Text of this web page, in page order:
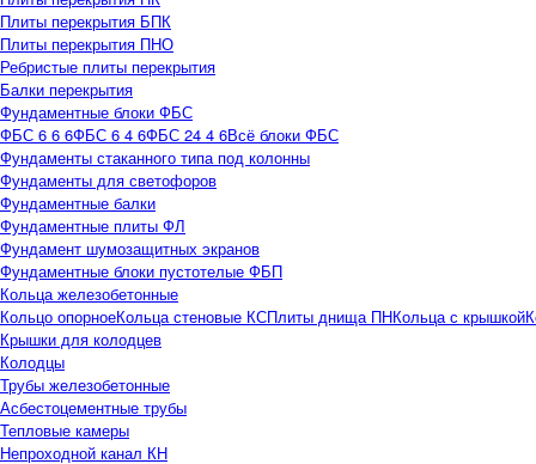
Плиты перекрытия БПК
Плиты перекрытия ПНО
Ребристые плиты перекрытия
Балки перекрытия
Фундаментные блоки ФБС
ФБС 6 6 6ФБС 6 4 6ФБС 24 4 6Всё блоки ФБС
Фундаменты стаканного типа под колонны
Фундаменты для светофоров
Фундаментные балки
Фундаментные плиты ФЛ
Фундамент шумозащитных экранов
Фундаментные блоки пустотелые ФБП
Кольца железобетонные
Кольцо опорноеКольца стеновые КСПлиты днища ПНКольца с крышкой
Крышки для колодцев
Колодцы
Трубы железобетонные
Асбестоцементные трубы
Тепловые камеры
Непроходной канал КН